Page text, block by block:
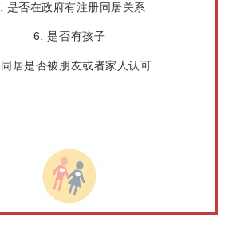
是否在政府有注册同居关系
6. 是否有孩子
居是否被朋友或者家人认可